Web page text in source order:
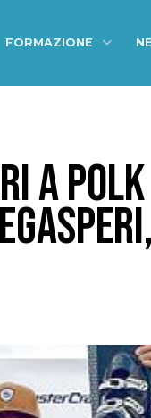
FORMAZIONE
A